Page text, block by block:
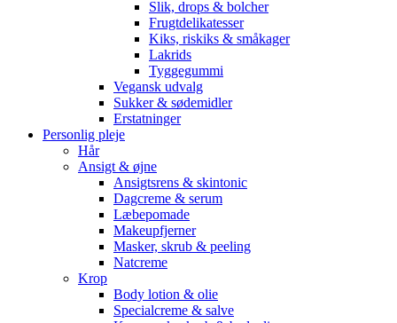
Slik, drops & bolcher
Frugtdelikatesser
Kiks, riskiks & småkager
Lakrids
Tyggegummi
Vegansk udvalg
Sukker & sødemidler
Erstatninger
Personlig pleje
Hår
Ansigt & øjne
Ansigtsrens & skintonic
Dagcreme & serum
Læbepomade
Makeupfjerner
Masker, skrub & peeling
Natcreme
Krop
Body lotion & olie
Specialcreme & salve